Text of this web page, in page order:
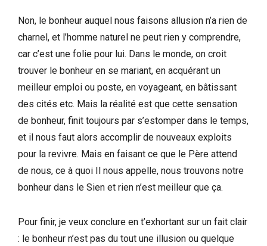
Non, le bonheur auquel nous faisons allusion n’a rien de
charnel, et l’homme naturel ne peut rien y comprendre,
car c’est une folie pour lui. Dans le monde, on croit
trouver le bonheur en se mariant, en acquérant un
meilleur emploi ou poste, en voyageant, en bâtissant
des cités etc. Mais la réalité est que cette sensation
de bonheur, finit toujours par s’estomper dans le temps,
et il nous faut alors accomplir de nouveaux exploits
pour la revivre. Mais en faisant ce que le Père attend
de nous, ce à quoi Il nous appelle, nous trouvons notre
bonheur dans le Sien et rien n’est meilleur que ça.
Pour finir, je veux conclure en t’exhortant sur un fait clair
: le bonheur n’est pas du tout une illusion ou quelque